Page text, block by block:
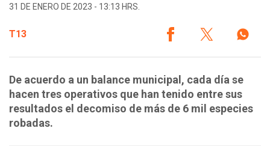
31 DE ENERO DE 2023 - 13:13 HRS.
T13
De acuerdo a un balance municipal, cada día se
hacen tres operativos que han tenido entre sus
resultados el decomiso de más de 6 mil especies
robadas.